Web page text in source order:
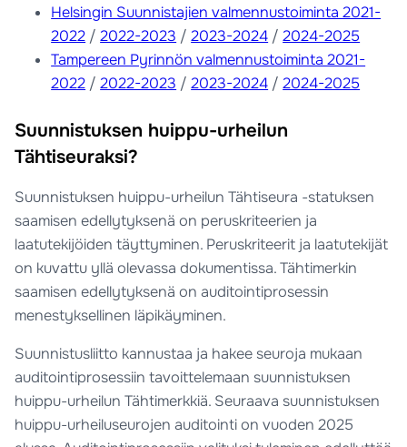
Helsingin Suunnistajien valmennustoiminta 2021-
2022 /2022-2023 /2023-2024 /2024-2025
Tampereen Pyrinnön valmennustoiminta 2021-
2022 /2022-2023 /2023-2024 /2024-2025
Suunnistuksen huippu-urheilun
Tähtiseuraksi?
Suunnistuksen huippu-urheilun Tähtiseura -statuksen
saamisen edellytyksenä on peruskriteerien ja
laatutekijöiden täyttyminen. Peruskriteerit ja laatutekijät
on kuvattu yllä olevassa dokumentissa. Tähtimerkin
saamisen edellytyksenä on auditointiprosessin
menestyksellinen läpikäyminen.
Suunnistusliitto kannustaa ja hakee seuroja mukaan
auditointiprosessiin tavoittelemaan suunnistuksen
huippu-urheilun Tähtimerkkiä. Seuraava suunnistuksen
huippu-urheiluseurojen auditointi on vuoden 2025